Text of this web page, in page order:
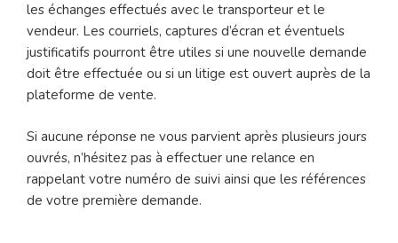
les échanges effectués avec le transporteur et le
vendeur. Les courriels, captures d’écran et éventuels
justificatifs pourront être utiles si une nouvelle demande
doit être effectuée ou si un litige est ouvert auprès de la
plateforme de vente.
Si aucune réponse ne vous parvient après plusieurs jours
ouvrés, n’hésitez pas à effectuer une relance en
rappelant votre numéro de suivi ainsi que les références
de votre première demande.